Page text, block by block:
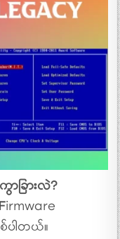
ာခြားလဲ?
Firmware
ါတယ်။